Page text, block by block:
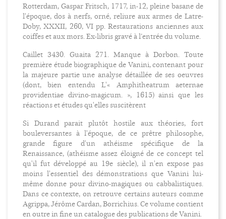
Rotterdam, Gaspar Fritsch, 1717, in-12, pleine basane de
l'époque, dos à nerfs, orné, reliure aux armes de Latre-
Doby, XXXII, 260, VI pp. Restaurations anciennes aux
coiffes et aux mors. Ex-libris gravé à l’entrée du volume.
Caillet 3430. Guaita 271. Manque à Dorbon. Toute
première étude biographique de Vanini, contenant pour
la majeure partie une analyse détaillée de ses oeuvres
(dont, bien entendu L'« Amphitheatrum aeternae
providentiae divino-magicum. », 1615) ainsi que les
réactions et études qu'elles suscitèrent
Si Durand parait plutôt hostile aux théories, fort
bouleversantes à l'époque, de ce prêtre philosophe,
grande figure d'un athéisme spécifique de la
Renaissance, (athéisme assez éloigné de ce concept tel
qu'il fut développé au 19e siècle), il n'en expose pas
moins l'essentiel des démonstrations que Vanini lui-
même donne pour divino-magiques ou cabbalistiques.
Dans ce contexte, on retrouve certains auteurs comme
Agrippa, Jérôme Cardan, Borrichius. Ce volume contient
en outre in fine un catalogue des publications de Vanini.